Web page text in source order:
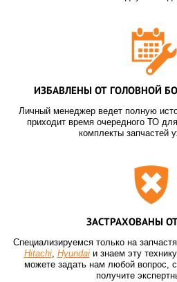
ИЗБАВЛЕНЫ ОТ ГОЛОВНОЙ
Личный менеджер ведет полную
приходит время очередного ТО
комплекты запчастей
ЗАСТРАХОВАНЫ
Специализируемся только на
Hitachi, Hyundaiи знаем эту
можете задать нам любой вопрос,
получите